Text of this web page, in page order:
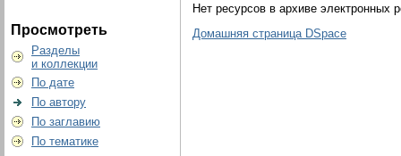
Просмотреть
Разделы
и коллекции
По дате
По автору
По заглавию
По тематике
Нет ресурсов в архиве электронных
Домашняя страница DSpace